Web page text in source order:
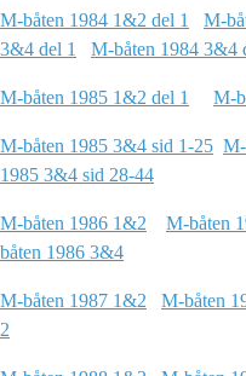
M-båten 1984 1&2 del 1 M-
3&4 del 1
M-båten 1984 3&4
M-båten 1985 1&2 del 1 M-
M-båten 1985 3&4 sid 1-25
1985 3&4 sid 28-44
M-båten 1986 1&2 M-båten
båten 1986 3&4
M-båten 1987 1&2 M-båten
2